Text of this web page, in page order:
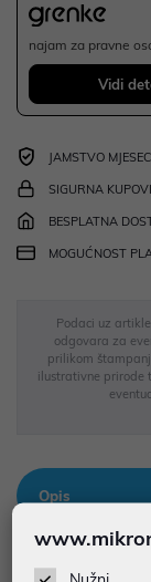
najam za pravne
Vidi
JAMSTVO
SIGURNA
BESPLATNA
MOGUĆNOST
Podaci uz
odgovara za
prilikom
ilustrativne prirode
Opis